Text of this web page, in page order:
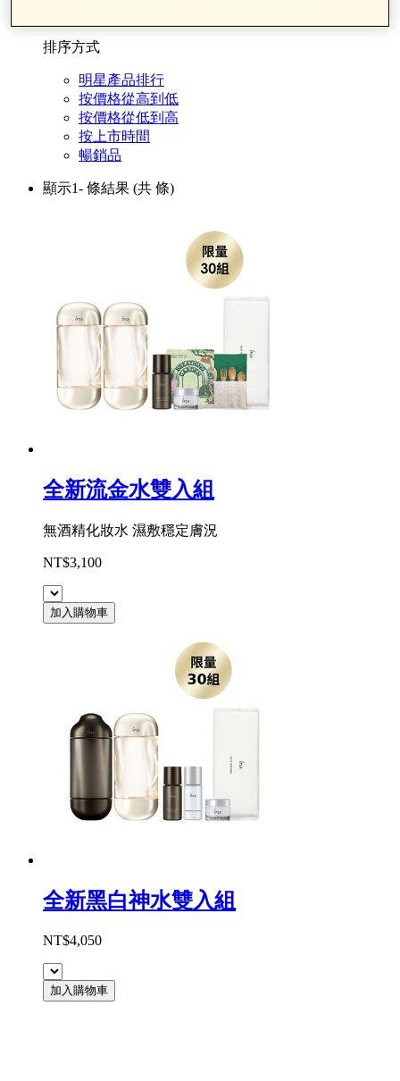
排序方式
明星產品排行
按價格從高到低
按價格從低到高
按上市時間
暢銷品
顯示1- 條結果 (共 條)
全新流金水雙入組
無酒精化妝水 濕敷穩定膚況
NT$3,100
加入購物車
全新黑白神水雙入組
NT$4,050
加入購物車